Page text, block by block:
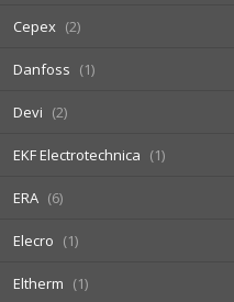
Cepex 2
Danfoss 1
Devi 2
EKF Electrotechnica 1
ERA 6
Elecro 1
Eltherm 1